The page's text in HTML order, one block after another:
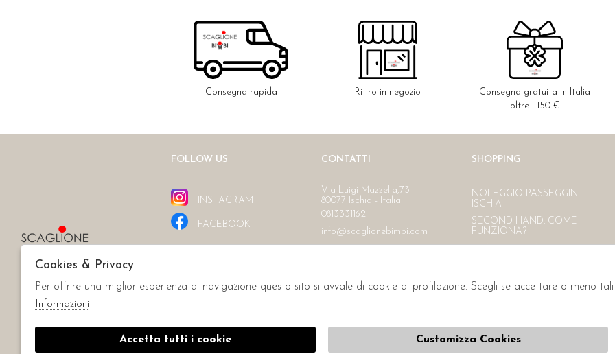
Consegna rapida Ritiro in negozio
Consegna gratuita in Italia
oltre i 150 €
FOLLOW US
INSTAGRAM
FACEBOOK
CONTATTI
Via Luigi Mazzella,73
80077 Ischia - Italia
0813331162
info@scaglionebimbi.com
SHOPPING
NOLEGGIO PASSEGGINI
ISCHIA
SECOND HAND. COME
FUNZIONA?
CONTATTI
L'AZIENDA
Cookies & Privacy
Per offrire una miglior esperienza di navigazione questo sito si avvale di cookie di profilazione. Scegli se accettare o meno
Informazioni
Accetta tutti i cookie Customizza Cookies